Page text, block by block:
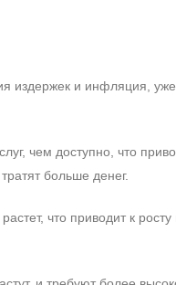
издержек и инфляция, уже
чем доступно, что
больше денег.
что приводит к